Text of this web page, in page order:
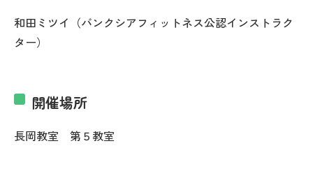
和田ミツイ（バンクシアフィットネス公認インストラク
ター）
開催場所
長岡教室 第５教室